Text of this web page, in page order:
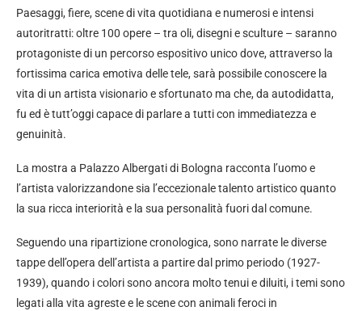
Paesaggi, fiere, scene di vita quotidiana e numerosi e intensi
autoritratti: oltre 100 opere – tra oli, disegni e sculture – saranno
protagoniste di un percorso espositivo unico dove, attraverso la
fortissima carica emotiva delle tele, sarà possibile conoscere la
vita di un artista visionario e sfortunato ma che, da autodidatta,
fu ed è tutt’oggi capace di parlare a tutti con immediatezza e
genuinità.
La mostra a Palazzo Albergati di Bologna racconta l’uomo e
l’artista valorizzandone sia l’eccezionale talento artistico quanto
la sua ricca interiorità e la sua personalità fuori dal comune.
Seguendo una ripartizione cronologica, sono narrate le diverse
tappe dell’opera dell’artista a partire dal primo periodo (1927-
1939), quando i colori sono ancora molto tenui e diluiti, i temi sono
legati alla vita agreste e le scene con animali feroci in